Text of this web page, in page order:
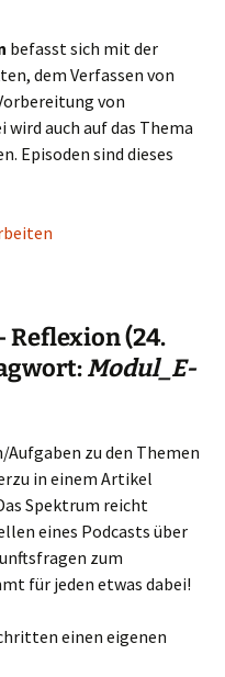
befasst sich mit der
dem Verfassen von
von
wird auch auf das Thema
Episoden sind dieses
Reflexion (24.
Modul_E-
zu den Themen
in einem Artikel
Spektrum reicht
eines Podcasts über
zum
für jeden etwas dabei!
einen eigenen